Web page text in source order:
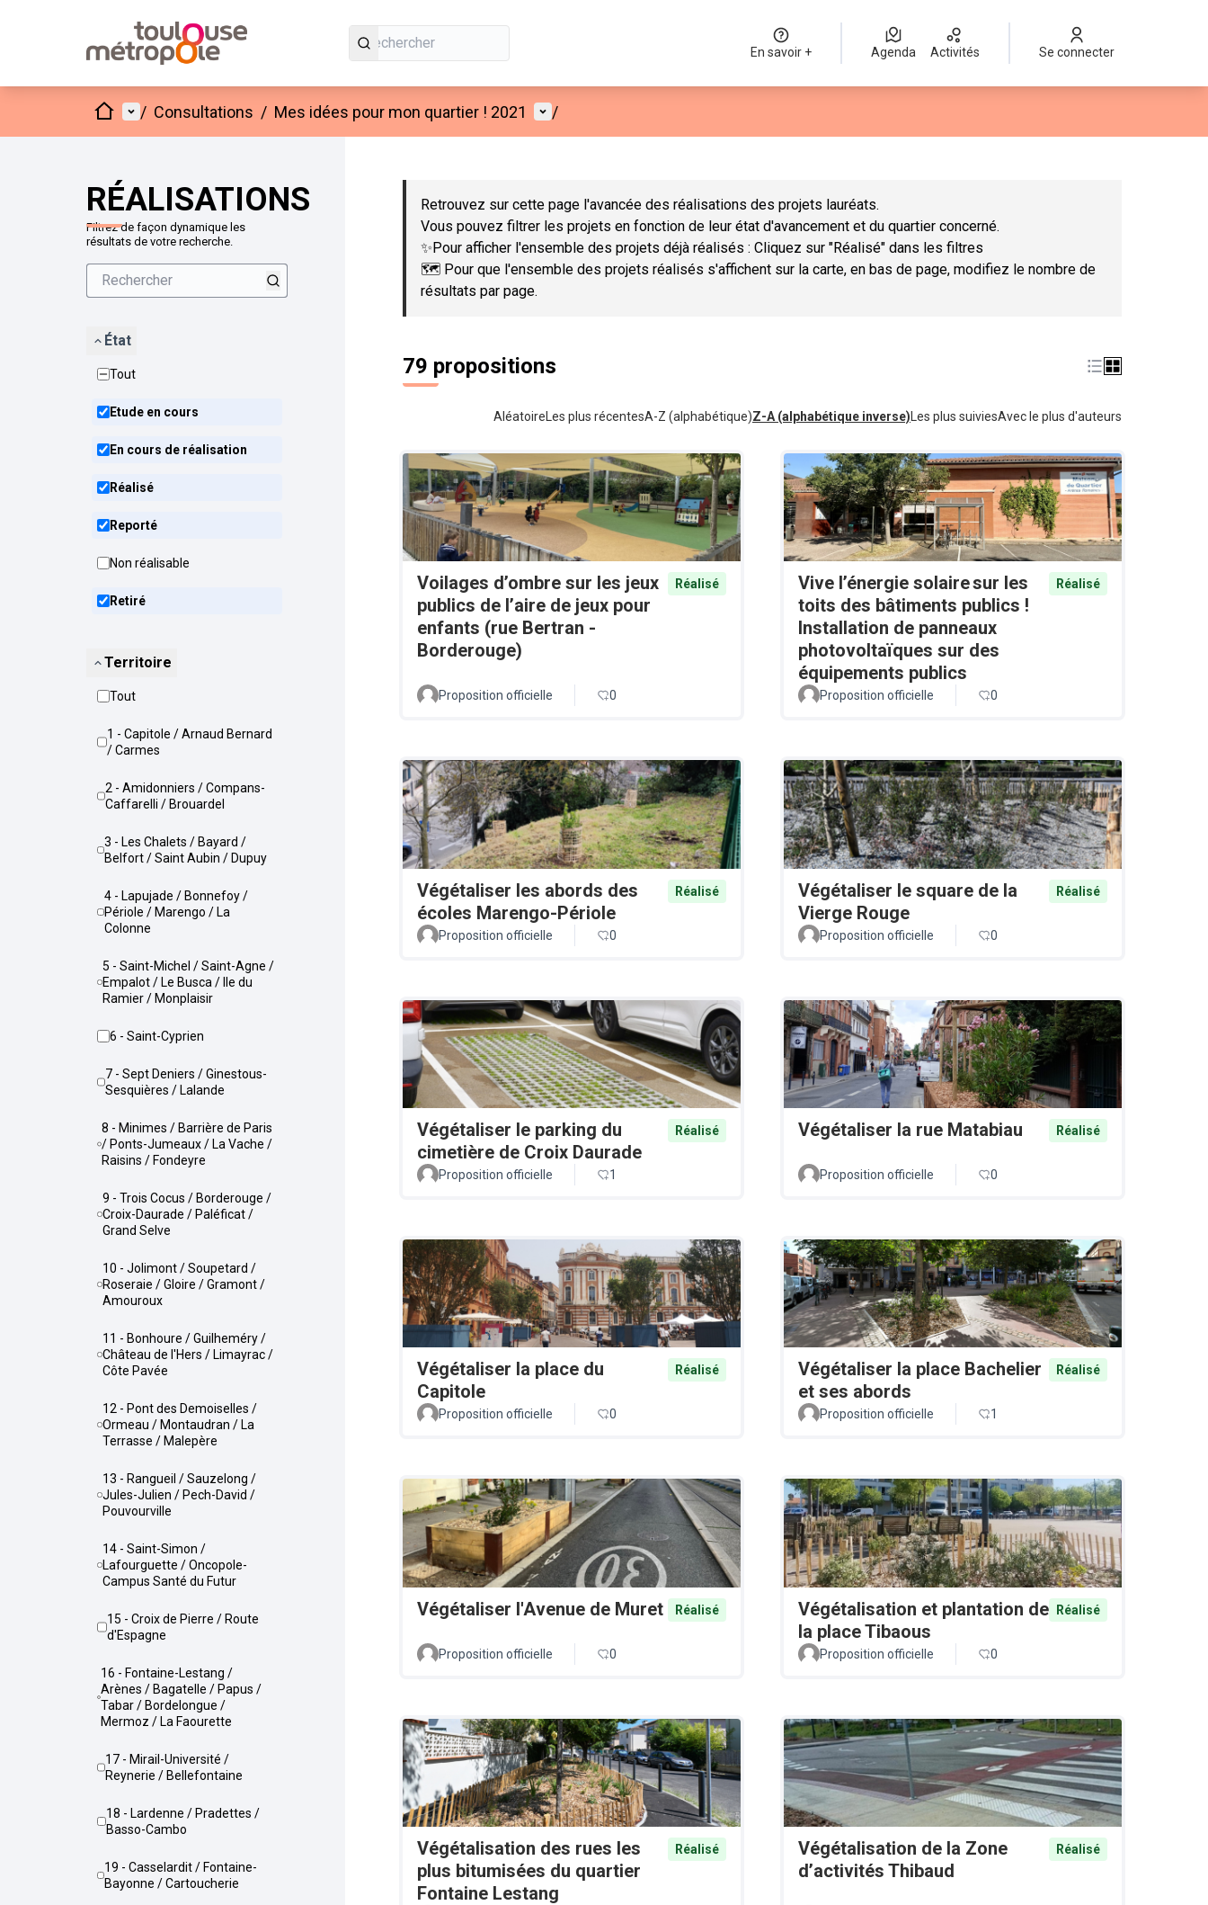
En savoir + Agenda Activités Se connecter
AccueilMenu principal
/ Consultations / Mes idées pour mon quartier ! 2021 Menu utilisateur
/
RÉALISATIONS
Filtrez de façon dynamique les
résultats de votre recherche.
État
Tout
Etude en cours
En cours de réalisation
Réalisé
Reporté
Non réalisable
Retiré
Territoire
Tout
1 - Capitole / Arnaud Bernard
/ Carmes
2 - Amidonniers / Compans-
Caffarelli / Brouardel
3 - Les Chalets / Bayard /
Belfort / Saint Aubin / Dupuy
4 - Lapujade / Bonnefoy /
Périole / Marengo / La
Colonne
5 - Saint-Michel / Saint-Agne /
Empalot / Le Busca / Ile du
Ramier / Monplaisir
6 - Saint-Cyprien
7 - Sept Deniers / Ginestous-
Sesquières / Lalande
8 - Minimes / Barrière de Paris
/ Ponts-Jumeaux / La Vache /
Raisins / Fondeyre
9 - Trois Cocus / Borderouge /
Croix-Daurade / Paléficat /
Grand Selve
10 - Jolimont / Soupetard /
Roseraie / Gloire / Gramont /
Amouroux
11 - Bonhoure / Guilheméry /
Château de l'Hers / Limayrac /
Côte Pavée
12 - Pont des Demoiselles /
Ormeau / Montaudran / La
Terrasse / Malepère
13 - Rangueil / Sauzelong /
Jules-Julien / Pech-David /
Pouvourville
14 - Saint-Simon /
Lafourguette / Oncopole-
Campus Santé du Futur
15 - Croix de Pierre / Route
d'Espagne
16 - Fontaine-Lestang /
Arènes / Bagatelle / Papus /
Tabar / Bordelongue /
Mermoz / La Faourette
17 - Mirail-Université /
Reynerie / Bellefontaine
18 - Lardenne / Pradettes /
Basso-Cambo
19 - Casselardit / Fontaine-
Bayonne / Cartoucherie
Passer la carte
Retrouvez sur cette page l'avancée des réalisations des projets lauréats.
Vous pouvez filtrer les projets en fonction de leur état d'avancement et du quartier concerné.
✨Pour afficher l'ensemble des projets déjà réalisés : Cliquez sur "Réalisé" dans les filtres
🗺️ Pour que l'ensemble des projets réalisés s'affichent sur la carte, en bas de page, modifiez le nombre de
résultats par page.
79 propositions
Aléatoire Les plus récentesA-Z (alphabétique)Z-A (alphabétique inverse) Les plus suiviesAvec le plus d'auteurs
Voilages d’ombre sur les jeux
publics de l’aire de jeux pour
enfants (rue Bertran -
Borderouge)
Réalisé
Proposition officielle 0
Vive l’énergie solaire sur les
toits des bâtiments publics !
Installation de panneaux
photovoltaïques sur des
équipements publics
Réalisé
Proposition officielle 0
Végétaliser les abords des
écoles Marengo-Périole
Réalisé
Proposition officielle 0
Végétaliser le square de la
Vierge Rouge
Réalisé
Proposition officielle 0
Végétaliser le parking du
cimetière de Croix Daurade
Réalisé
Proposition officielle 1
Végétaliser la rue Matabiau Réalisé
Proposition officielle 0
Végétaliser la place du
Capitole
Réalisé
Proposition officielle 0
Végétaliser la place Bachelier
et ses abords
Réalisé
Proposition officielle 1
Végétaliser l'Avenue de Muret Réalisé
Proposition officielle 0
Végétalisation et plantation de
la place Tibaous
Réalisé
Proposition officielle 0
Végétalisation des rues les
plus bitumisées du quartier
Fontaine Lestang
Réalisé
Végétalisation de la Zone
d’activités Thibaud
Réalisé